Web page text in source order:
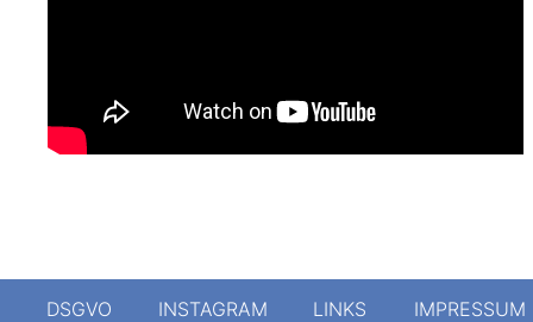
DSGVO INSTAGRAM LINKS
IMPRESSUM